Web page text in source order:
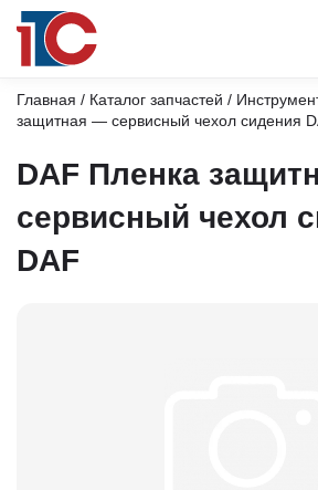
Главная / Каталог запчастей /
защитная — сервисный чехол сидения
DAF Пленка
сервисный чехол
DAF